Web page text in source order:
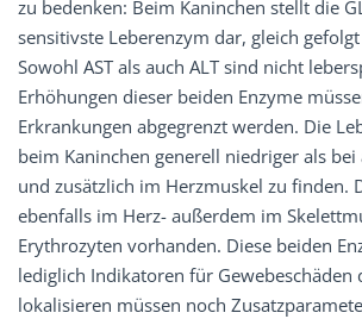
zu bedenken: Beim Kaninchen stellt die
sensitivste Leberenzym dar, gleich
Sowohl AST als auch ALT sind nicht
Erhöhungen dieser beiden Enzyme
Erkrankungen abgegrenzt werden. Die
beim Kaninchen generell niedriger als bei
und zusätzlich im Herzmuskel zu finden.
ebenfalls im Herz- außerdem im
Erythrozyten vorhanden. Diese beiden
lediglich Indikatoren für Gewebeschäden
lokalisieren müssen noch